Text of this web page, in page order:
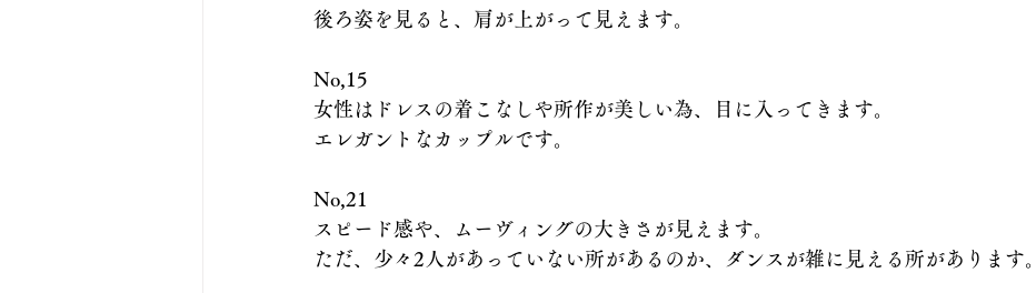
後ろ姿を見ると、肩が上がって見えます。
No,15
女性はドレスの着こなしや所作が美しい為、目に入ってきます。
エレガントなカップルです。
No,21
スピード感や、ムーヴィングの大きさが見えます。
ただ、少々2人があっていない所があるのか、ダンスが雑に見える所があります。